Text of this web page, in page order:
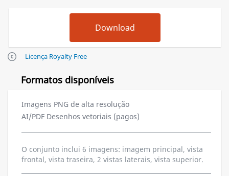
Licença Royalty Free
Formatos disponíveis
Imagens PNG de alta resolução
AI/PDF Desenhos vetoriais (pagos)
O conjunto inclui 6 imagens: imagem principal, vista
frontal, vista traseira, 2 vistas laterais, vista superior.